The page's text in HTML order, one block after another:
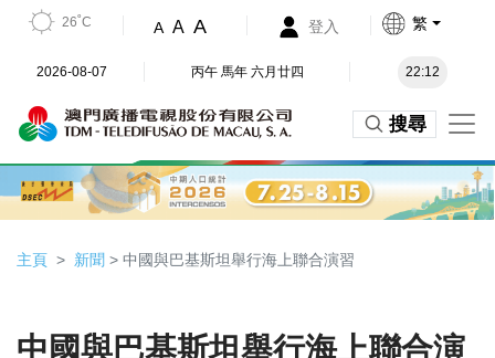
26˚C A A A 登入 繁
2026-08-07 丙午 馬年 六月廿四 22:12
搜尋
主頁 新聞 > 中國與巴基斯坦舉行海上聯合演習
中國與巴基斯坦舉行海上聯合演